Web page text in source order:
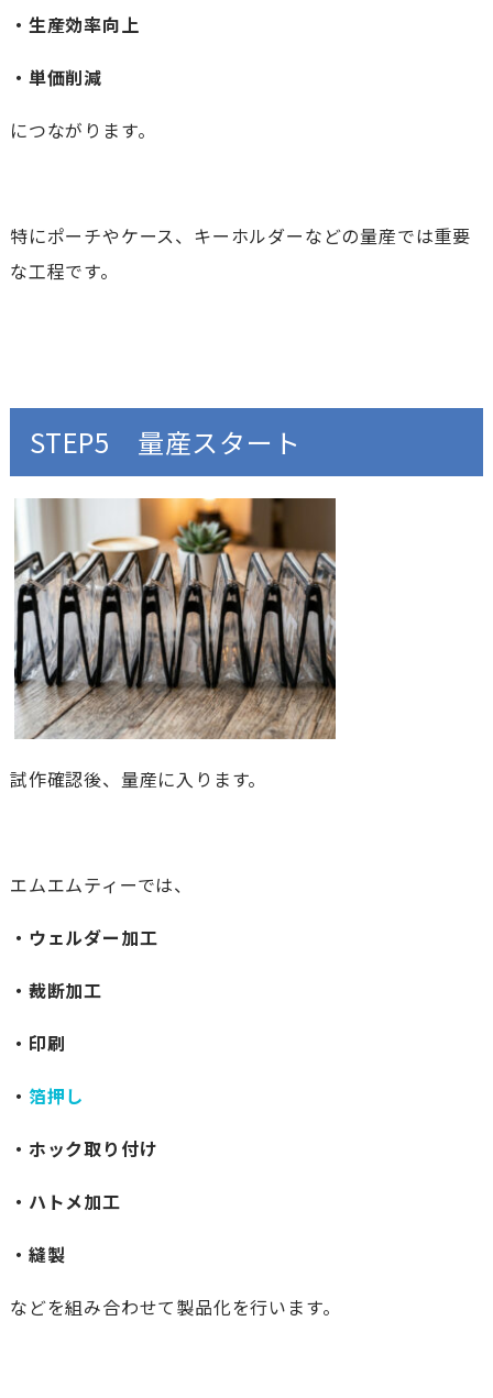
・生産効率向上
・単価削減
につながります。
特にポーチやケース、キーホルダーなどの量産では重要
な工程です。
STEP5 量産スタート
試作確認後、量産に入ります。
エムエムティーでは、
・ウェルダー加工
・裁断加工
・印刷
・ 箔押し
・ホック取り付け
・ハトメ加工
・縫製
などを組み合わせて製品化を行います。